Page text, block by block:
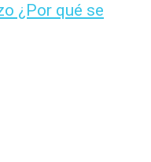
¿Por qué se